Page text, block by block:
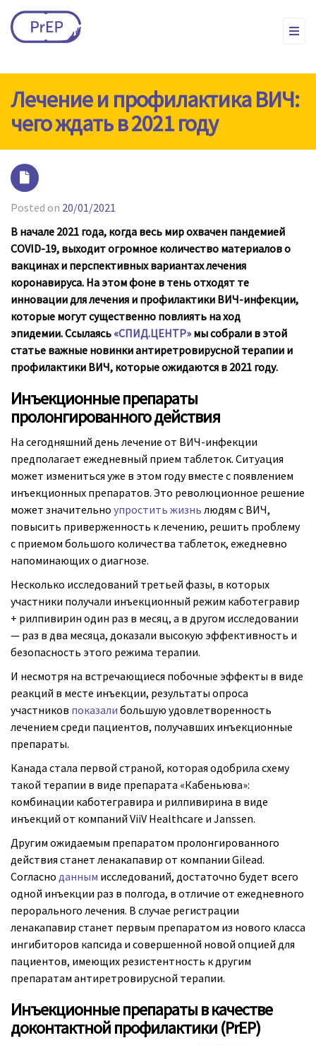
Лечение и профилактика ВИЧ:
чего ждать в 2021 году
Posted on 20/01/2021
В начале 2021 года, когда весь мир охвачен пандемией
COVID-19, выходит огромное количество материалов о
вакцинах и перспективных вариантах лечения
коронавируса. На этом фоне в тень отходят те
инновации для лечения и профилактики ВИЧ-инфекции,
которые могут существенно повлиять на ход
эпидемии. Ссылаясь «СПИД.ЦЕНТР»мы собрали в этой
статье важные новинки антиретровирусной терапии и
профилактики ВИЧ, которые ожидаются в 2021 году.​
Инъекционные препараты
пролонгированного действия
На сегодняшний день лечение от ВИЧ-инфекции
предполагает ежедневный прием таблеток. Ситуация
может измениться уже в этом году вместе с появлением
инъекционных препаратов. Это революционное решение
может значительно упростить жизнь людям с ВИЧ,
повысить приверженность к лечению, решить проблему
с приемом большого количества таблеток, ежедневно
напоминающих о диагнозе.
Несколько исследований третьей фазы, в которых
участники получали инъекционный режим каботегравир
+ рилпивирин один раз в месяц, а в другом исследовании
— раз в два месяца, доказали высокую эффективность и
безопасность этого режима терапии.
И несмотря на встречающиеся побочные эффекты в виде
реакций в месте инъекции, результаты опроса
участников показали большую удовлетворенность
лечением среди пациентов, получавших инъекционные
препараты.
Канада стала первой страной, которая одобрила схему
такой терапии в виде препарата «Кабеньюва»:
комбинации каботегравира и рилпивирина в виде
инъекций от компаний ViiV Healthcare и Janssen.
Другим ожидаемым препаратом пролонгированного
действия станет ленакапавир от компании Gilead.
Согласно данным исследований, достаточно будет всего
одной инъекции раз в полгода, в отличие от ежедневного
перорального лечения. В случае регистрации
ленакапавир станет первым препаратом из нового класса
ингибиторов капсида и совершенной новой опцией для
пациентов, имеющих резистентность к другим
препаратам антиретровирусной терапии.
Инъекционные препараты в качестве
доконтактной профилактики (PrEP)